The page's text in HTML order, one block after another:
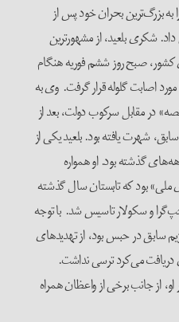
به بزرگ‌ترین بحران خود پس از
بن‌علی در ۲۰۱۱ سوق داد. شکری بلعید، از مشهورترین
کشور، صبح روز ششم فوریه هنگام
اصابت گلوله قرار گرفت. وی به
در مقابل سرکوب دولت، بعد از
سال ۲۰۰۸ در رژیم سابق، شهرت یافته بود. بلعید یکی از
گذشته بود. او همواره
بود که تابستان سال گذشته
و سکولار تاسیس شد. با توجه
سابق در حبس بود، از تهدید‌های
دریافت می‌کرد ترسی نداشت.
از جانب برخی از واعظان همراه